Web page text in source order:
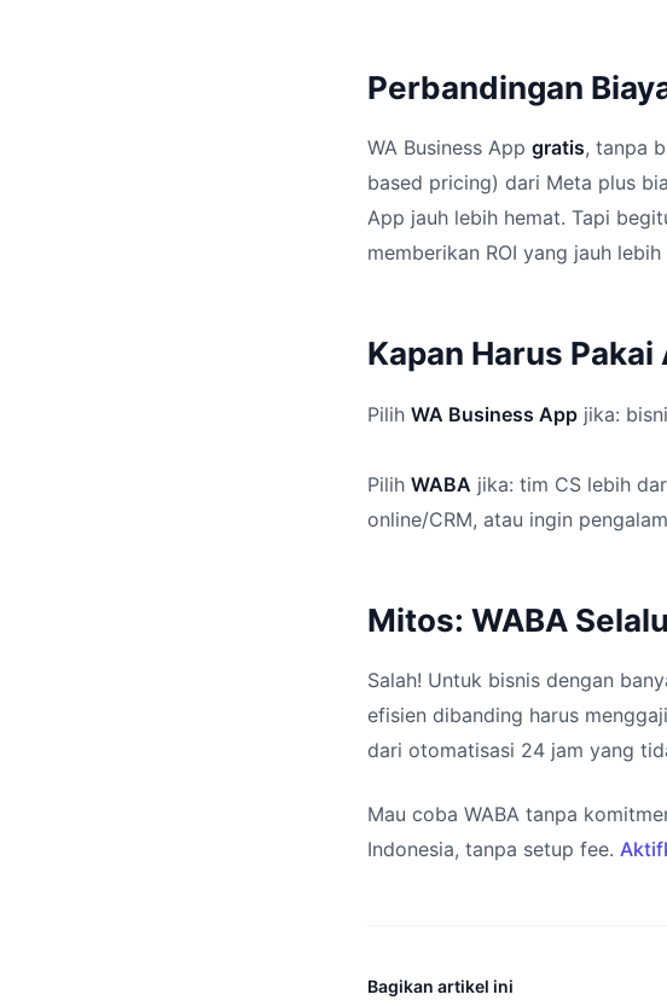
Perbandingan
WA Business App gratis, tanpa
based pricing) dari Meta plus
App jauh lebih hemat. Tapi
memberikan ROI yang jauh lebih
Kapan Harus Pakai
Pilih WA Business App jika:
Pilih WABA jika: tim CS lebih
online/CRM, atau ingin
Mitos: WABA
Salah! Untuk bisnis dengan
efisien dibanding harus
dari otomatisasi 24 jam yang
Mau coba WABA tanpa
Indonesia, tanpa setup fee.
Bagikan artikel ini